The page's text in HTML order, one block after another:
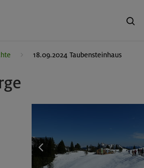
18.09.2024 Taubensteinhaus